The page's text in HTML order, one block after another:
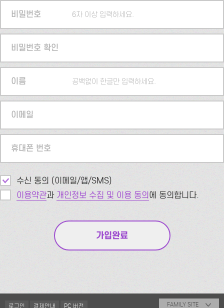
비밀번호 6자 이상 입력하세요.
비밀번호 확인
이름 공백없이 한글만 입력하세요.
이메일
휴대폰 번호
수신 동의 (이메일/앱/SMS)
이용약관과 개인정보 수집 및 이용 동의에 동의합니다.
로그인 결제안내 PC 버전 FAMILY SITE